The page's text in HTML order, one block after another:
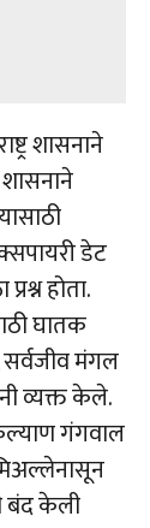
शासनाने
डेट
होता.
घातक
मंगल
व्यक्त केले.
गंगवाल
बंद केली